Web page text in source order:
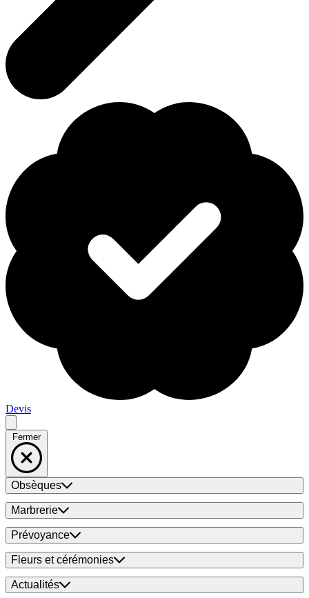
Devis
Fermer
Obsèques
Marbrerie
Prévoyance
Fleurs et cérémonies
Actualités